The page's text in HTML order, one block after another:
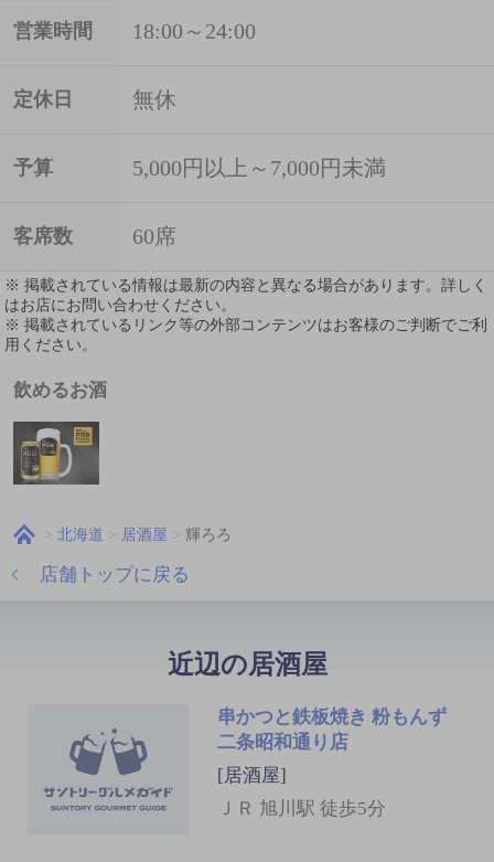
営業時間 18:00～24:00
定休日 無休
予算 5,000円以上～7,000円未満
客席数 60席
※ 掲載されている情報は最新の内容と異なる場合があります。詳しく
はお店にお問い合わせください。
※ 掲載されているリンク等の外部コンテンツはお客様のご判断でご利
用ください。
飲めるお酒
北海道 居酒屋 輝ろろ
店舗トップに戻る
近辺の居酒屋
串かつと鉄板焼き 粉もんず
二条昭和通り店
[居酒屋]
ＪＲ 旭川駅 徒歩5分